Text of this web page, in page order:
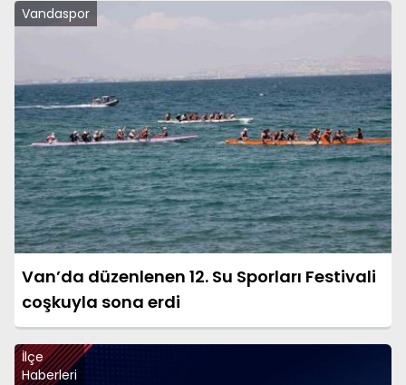
Vandaspor
Van’da düzenlenen 12. Su Sporları Festivali
coşkuyla sona erdi
İlçe
Haberleri